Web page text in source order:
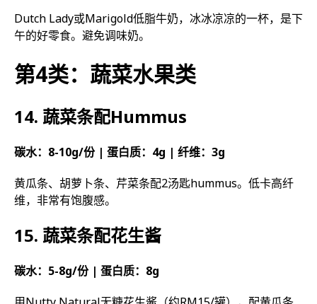
Dutch Lady或Marigold低脂牛奶，冰冰凉凉的一杯，是下
午的好零食。避免调味奶。
第4类：蔬菜水果类
14. 蔬菜条配Hummus
碳水：8-10g/份 | 蛋白质：4g | 纤维：3g
黄瓜条、胡萝卜条、芹菜条配2汤匙hummus。低卡高纤
维，非常有饱腹感。
15. 蔬菜条配花生酱
碳水：5-8g/份 | 蛋白质：8g